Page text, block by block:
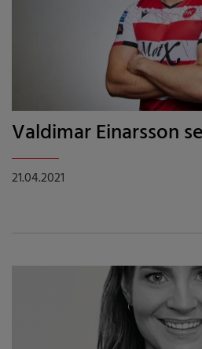
Valdimar Einarsson
21.04.2021